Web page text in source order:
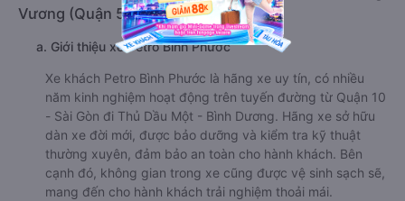
Vương (Quận 5)
a. Giới thiệu xe Petro Bình Phước
Xe khách Petro Bình Phước là hãng xe uy tín, có nhiều
năm kinh nghiệm hoạt động trên tuyến đường từ Quận 10
- Sài Gòn đi Thủ Dầu Một - Bình Dương. Hãng xe sở hữu
dàn xe đời mới, được bảo dưỡng và kiểm tra kỹ thuật
thường xuyên, đảm bảo an toàn cho hành khách. Bên
cạnh đó, không gian trong xe cũng được vệ sinh sạch sẽ,
mang đến cho hành khách trải nghiệm thoải mái.